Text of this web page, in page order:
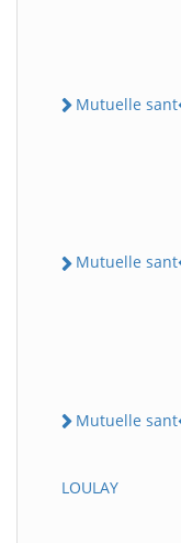
Mutuelle
Mutuelle
Mutuelle
LOULAY